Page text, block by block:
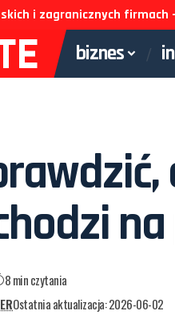
i zagranicznych
biznes
Ostatnia aktualizacja: 2026-06-02
8 min czytania